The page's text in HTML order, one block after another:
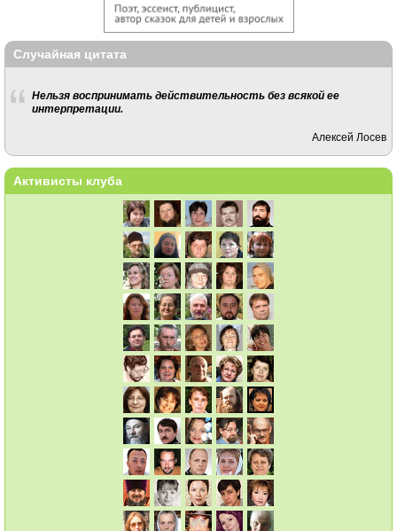
Случайная цитата
Нельзя воспринимать действительность без всякой ее
интерпретации.
Алексей Лосев
Активисты клуба